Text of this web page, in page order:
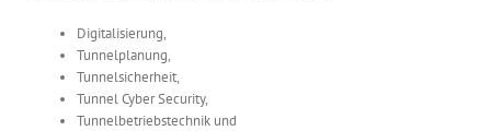
Digitalisierung,
Tunnelplanung,
Tunnelsicherheit,
Tunnel Cyber Security,
Tunnelbetriebstechnik und